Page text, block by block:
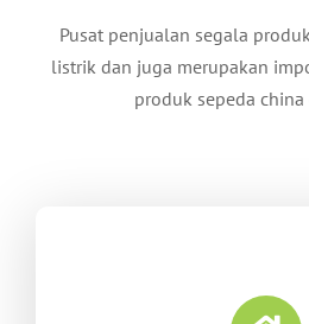
Pusat penjualan segala
listrik dan juga merupakan
produk sepeda